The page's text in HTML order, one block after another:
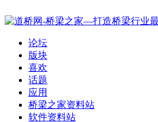
论坛
版块
喜欢
话题
应用
桥梁之家资料站
软件资料站